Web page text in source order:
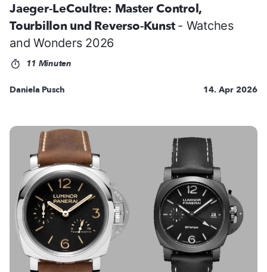
Jaeger-LeCoultre: Master Control,
Tourbillon und Reverso-Kunst- Watches
and Wonders 2026
11 Minuten
Daniela Pusch 14. Apr 2026